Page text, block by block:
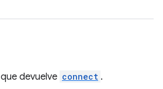
que devuelve connect .